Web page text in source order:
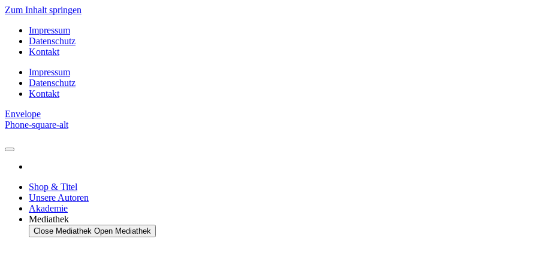
Zum Inhalt springen
Impressum
Datenschutz
Kontakt
Impressum
Datenschutz
Kontakt
Envelope
Phone-square-alt
Shop & Titel
Unsere Autoren
Akademie
Mediathek
Close Mediathek Open Mediathek